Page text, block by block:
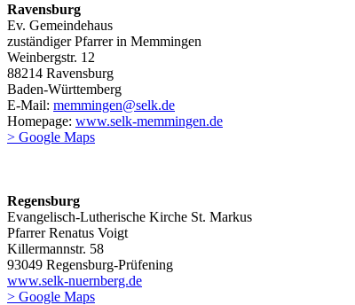
Ravensburg
Ev. Gemeindehaus
zuständiger Pfarrer in Memmingen
Weinbergstr. 12
88214 Ravensburg
Baden-Württemberg
E-Mail: memmingen@selk.de
Homepage: www.selk-memmingen.de
> Google Maps
Regensburg
Evangelisch-Lutherische Kirche St. Markus
Pfarrer Renatus Voigt
Killermannstr. 58
93049 Regensburg-Prüfening
www.selk-nuernberg.de
> Google Maps